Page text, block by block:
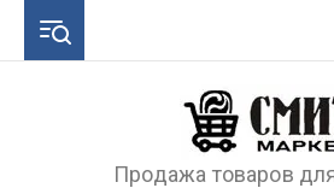
Продажа товаров